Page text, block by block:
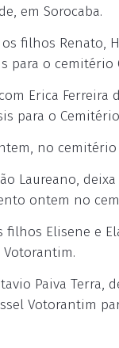
em Sorocaba.
os filhos
para o
com Erica
para o
no
Laureano,
ontem no
filhos Elisene
Paiva
Votorantim